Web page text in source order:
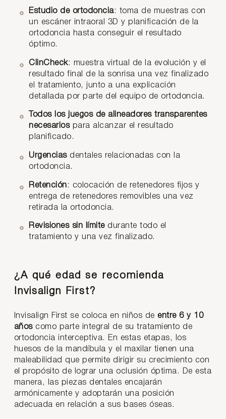
Estudio de ortodoncia: toma de muestras con
un escáner intraoral 3D y planificación de la
ortodoncia hasta conseguir el resultado
óptimo.
ClinCheck: muestra virtual de la evolución y el
resultado final de la sonrisa una vez finalizado
el tratamiento, junto a una explicación
detallada por parte del equipo de ortodoncia.
Todos los juegos de alineadores transparentes
necesarios para alcanzar el resultado
planificado.
Urgenciasdentales relacionadas con la
ortodoncia.
Retención: colocación de retenedores fijos y
entrega de retenedores removibles una vez
retirada la ortodoncia.
Revisiones sin límite durante todo el
tratamiento y una vez finalizado.
¿A qué edad se recomienda
Invisalign First?
Invisalign First se coloca en niños de entre 6 y 10
añoscomo parte integral de su tratamiento de
ortodoncia interceptiva. En estas etapas, los
huesos de la mandíbula y el maxilar tienen una
maleabilidad que permite dirigir su crecimiento con
el propósito de lograr una oclusión óptima. De esta
manera, las piezas dentales encajarán
armónicamente y adoptarán una posición
adecuada en relación a sus bases óseas.